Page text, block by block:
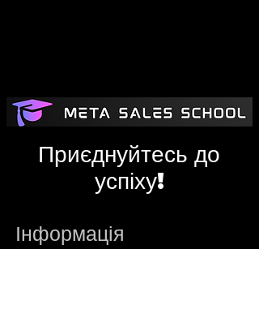
Приєднуйтесь до
успіху!
Інформація
metasalesschool@gmail.com